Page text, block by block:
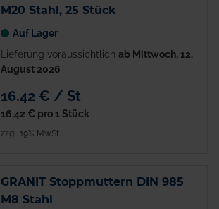
M20 Stahl, 25 Stück
Auf Lager
Lieferung voraussichtlich ab Mittwoch, 12.
August 2026
16,42 € / St
16,42 € pro 1 Stück
zzgl. 19% MwSt.
GRANIT Stoppmuttern DIN 985
M8 Stahl